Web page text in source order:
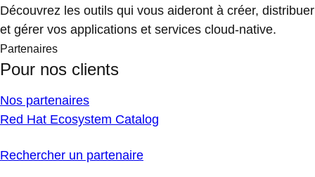
Découvrez les outils qui vous aideront à créer, distribuer
et gérer vos applications et services cloud-native.
Partenaires
Pour nos clients
Nos partenaires
Red Hat Ecosystem Catalog
Rechercher un partenaire